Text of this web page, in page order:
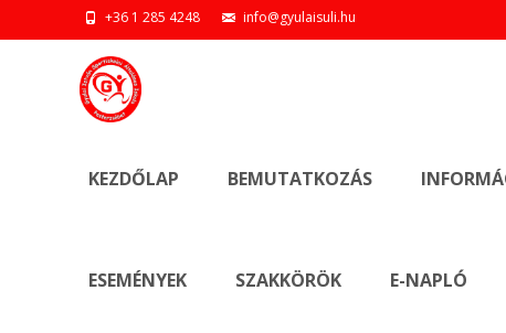
+36 1 285 4248 info@gyulaisuli.hu
KEZDŐLAP BEMUTATKOZÁS
ESEMÉNYEK SZAKKÖRÖK E-NAPLÓ